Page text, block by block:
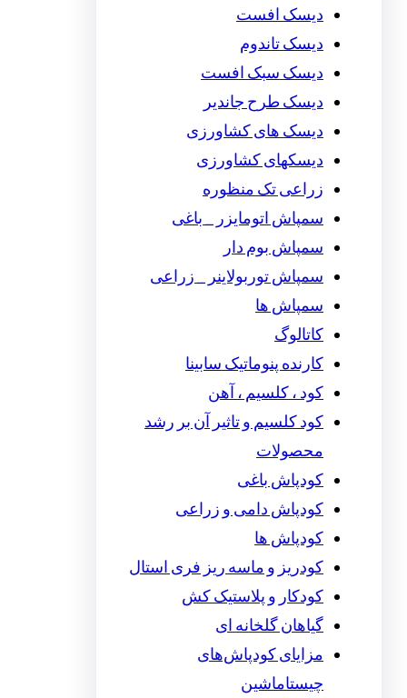
دیسک افست
دیسک تاندوم
دیسک سبک افست
دیسک طرح جاندیر
دیسک های کشاورزی
دیسکهای کشاورزی
زراعی تک منظوره
سمپاش اتومایزر _ باغی
سمپاش بوم دار
سمپاش توربولاینر _ زراعی
سمپاش ها
کاتالوگ
کارنده پنوماتیک سابینا
کود ، کلسیم ، آهن
کود کلسیم و تاثیر آن بر رشد
محصولات
کودپاش باغی
کودپاش دامی و زراعی
کودپاش ها
کودریز و ماسه ریز فری استال
کودکار و پلاستیک کش
گیاهان گلخانه ای
مزایای کودپاش‌های
چیستاماشین